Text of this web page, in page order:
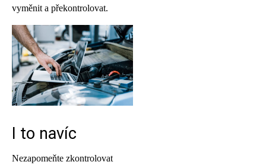
vyměnit a překontrolovat.
I to navíc
Nezapomeňte zkontrolovat